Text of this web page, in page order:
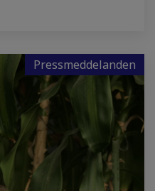
Pressmeddelanden